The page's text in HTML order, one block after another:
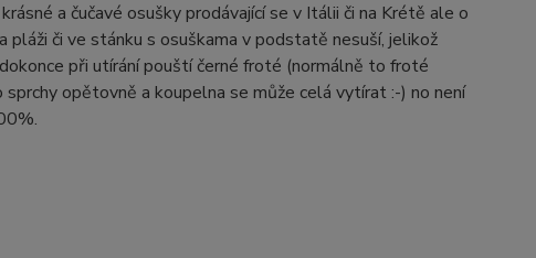
a čučavé osušky prodávající se v Itálii či na Krétě ale o
či ve stánku s osuškama v podstatě nesuší, jelikož
při utírání pouští černé froté (normálně to froté
opětovně a koupelna se může celá vytírat :-) no není